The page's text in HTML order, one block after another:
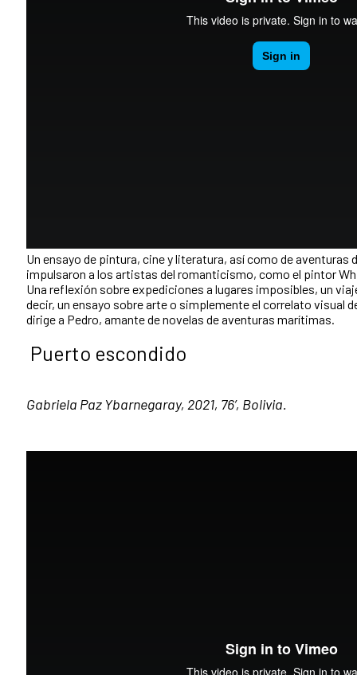
Un ensayo de pintura, cine y literatura, así como de aventuras
impulsaron a los artistas del romanticismo, como el pintor
Una reflexión sobre expediciones a lugares imposibles, un
decir, un ensayo sobre arte o simplemente el correlato visual
dirige a Pedro, amante de novelas de aventuras marítimas.
Puerto escondido
Gabriela Paz Ybarnegaray, 2021, 76’, Bolivia.